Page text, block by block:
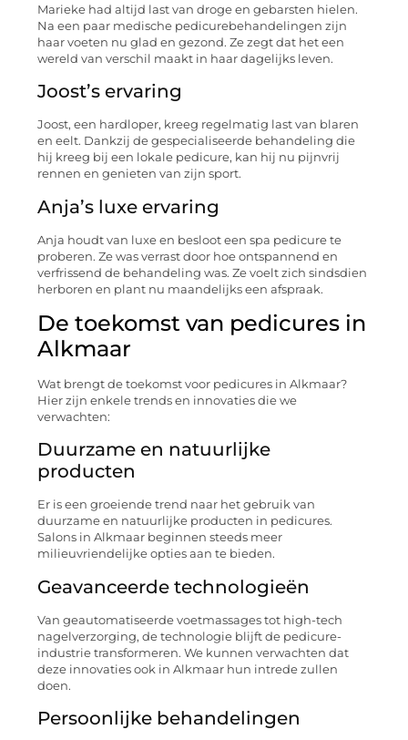
Marieke had altijd last van droge en gebarsten hielen.
Na een paar medische pedicurebehandelingen zijn
haar voeten nu glad en gezond. Ze zegt dat het een
wereld van verschil maakt in haar dagelijks leven.
Joost’s ervaring
Joost, een hardloper, kreeg regelmatig last van blaren
en eelt. Dankzij de gespecialiseerde behandeling die
hij kreeg bij een lokale pedicure, kan hij nu pijnvrij
rennen en genieten van zijn sport.
Anja’s luxe ervaring
Anja houdt van luxe en besloot een spa pedicure te
proberen. Ze was verrast door hoe ontspannend en
verfrissend de behandeling was. Ze voelt zich sindsdien
herboren en plant nu maandelijks een afspraak.
De toekomst van pedicures in
Alkmaar
Wat brengt de toekomst voor pedicures in Alkmaar?
Hier zijn enkele trends en innovaties die we
verwachten:
Duurzame en natuurlijke
producten
Er is een groeiende trend naar het gebruik van
duurzame en natuurlijke producten in pedicures.
Salons in Alkmaar beginnen steeds meer
milieuvriendelijke opties aan te bieden.
Geavanceerde technologieën
Van geautomatiseerde voetmassages tot high-tech
nagelverzorging, de technologie blijft de pedicure-
industrie transformeren. We kunnen verwachten dat
deze innovaties ook in Alkmaar hun intrede zullen
doen.
Persoonlijke behandelingen